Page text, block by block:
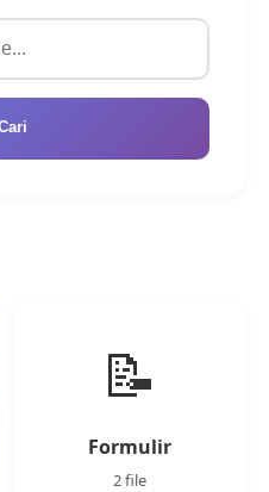
📝
Formulir
2 file